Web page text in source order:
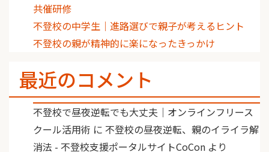
共催研修
不登校の中学生｜進路選びで親子が考えるヒント
不登校の親が精神的に楽になったきっかけ
最近のコメント
不登校で昼夜逆転でも大丈夫｜オンラインフリース
クール活用術 に 不登校の昼夜逆転、親のイライラ解
消法 - 不登校支援ポータルサイトCoCon より